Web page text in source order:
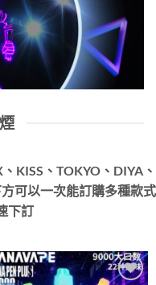
KISS、TOKYO、DIYA、
可以一次能訂購多種款式
下訂